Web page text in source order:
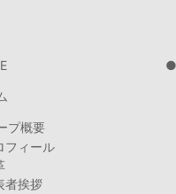
プ概要
フィール
者挨拶